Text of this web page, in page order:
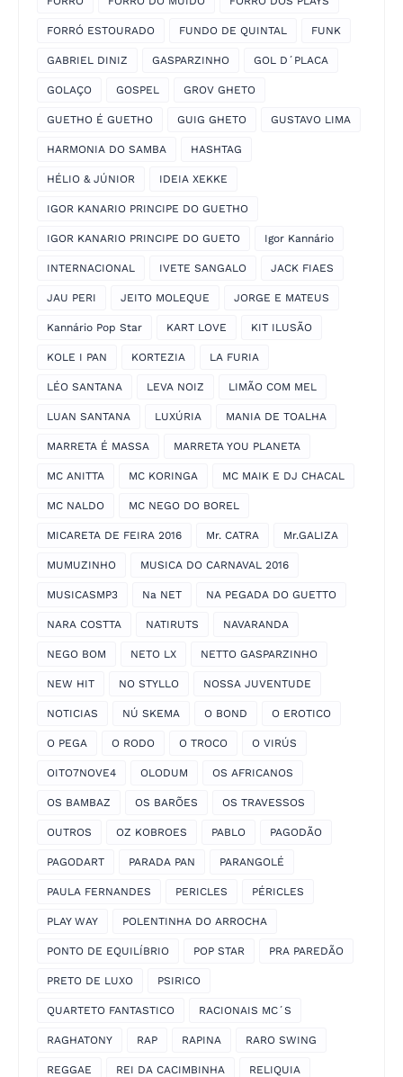
FORRÓ ESTOURADO FUNDO DE QUINTAL FUNK
GABRIEL DINIZ GASPARZINHO GOL D´PLACA
GOLAÇO GOSPEL GROV GHETO
GUETHO É GUETHO GUIG GHETO GUSTAVO LIMA
HARMONIA DO SAMBA HASHTAG
HÉLIO & JÚNIOR IDEIA XEKKE
IGOR KANARIO PRINCIPE DO GUETHO
IGOR KANARIO PRINCIPE DO GUETO Igor Kannário
INTERNACIONAL IVETE SANGALO JACK FIAES
JAU PERI JEITO MOLEQUE JORGE E MATEUS
Kannário Pop Star KART LOVE KIT ILUSÃO
KOLE I PAN KORTEZIA LA FURIA
LÉO SANTANA LEVA NOIZ LIMÃO COM MEL
LUAN SANTANA LUXÚRIA MANIA DE TOALHA
MARRETA É MASSA MARRETA YOU PLANETA
MC ANITTA MC KORINGA MC MAIK E DJ CHACAL
MC NALDO MC NEGO DO BOREL
MICARETA DE FEIRA 2016 Mr. CATRA Mr.GALIZA
MUMUZINHO MUSICA DO CARNAVAL 2016
MUSICASMP3 Na NET NA PEGADA DO GUETTO
NARA COSTTA NATIRUTS NAVARANDA
NEGO BOM NETO LX NETTO GASPARZINHO
NEW HIT NO STYLLO NOSSA JUVENTUDE
NOTICIAS NÚ SKEMA O BOND O EROTICO
O PEGA O RODO O TROCO O VIRÚS
OITO7NOVE4 OLODUM OS AFRICANOS
OS BAMBAZ OS BARÕES OS TRAVESSOS
OUTROS OZ KOBROES PABLO PAGODÃO
PAGODART PARADA PAN PARANGOLÉ
PAULA FERNANDES PERICLES PÉRICLES
PLAY WAY POLENTINHA DO ARROCHA
PONTO DE EQUILÍBRIO POP STAR PRA PAREDÃO
PRETO DE LUXO PSIRICO
QUARTETO FANTASTICO RACIONAIS MC´S
RAGHATONY RAP RAPINA RARO SWING
REGGAE REI DA CACIMBINHA RELIQUIA